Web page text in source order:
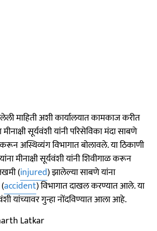
माहिती अशी कार्यालयात कामकाज करीत
सूर्यवंशी यांनी परिसेविका मंदा साबणे
करून अस्थिव्यंग विभागात बोलावले. या ठिकाणी
मीनाक्षी सूर्यवंशी यांनी शिवीगाळ करून
(injured) झालेल्या साबणे यांना
accident) विभागात दाखल करण्यात आले. या
यांच्यावर गुन्हा नोंदविण्यात आला आहे.
Latkar